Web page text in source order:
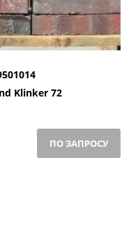
Klinker 72
ПО ЗАПРОСУ